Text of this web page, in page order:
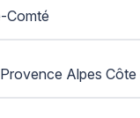
Comté
Alpes